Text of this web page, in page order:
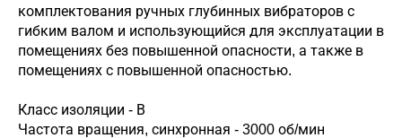
комплектования ручных глубинных вибраторов с
гибким валом и использующийся для эксплуатации в
помещениях без повышенной опасности, а также в
помещениях с повышенной опасностью.
Класс изоляции - В
Частота вращения, синхронная - 3000 об/мин